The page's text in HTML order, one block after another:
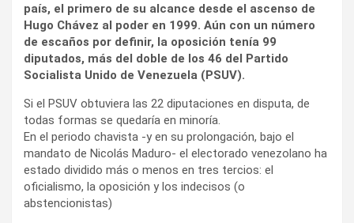
país, el primero de su alcance desde el ascenso de
Hugo Chávez al poder en 1999. Aún con un número
de escaños por definir, la oposición tenía 99
diputados, más del doble de los 46 del Partido
Socialista Unido de Venezuela (PSUV).
Si el PSUV obtuviera las 22 diputaciones en disputa, de
todas formas se quedaría en minoría.
En el periodo chavista -y en su prolongación, bajo el
mandato de Nicolás Maduro- el electorado venezolano ha
estado dividido más o menos en tres tercios: el
oficialismo, la oposición y los indecisos (o
abstencionistas)